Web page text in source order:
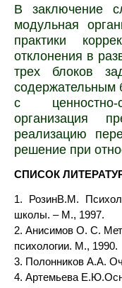
В заключение
модульная
практики
отклонения в
трех блоков
содержательным
с
организация
реализацию
решение при
СПИСОК
1. РозинВ.М.
школы. – М., 1997.
2. Анисимов О. С.
психологии. М., 1990.
3. Полонников А.А.
4. Артемьева